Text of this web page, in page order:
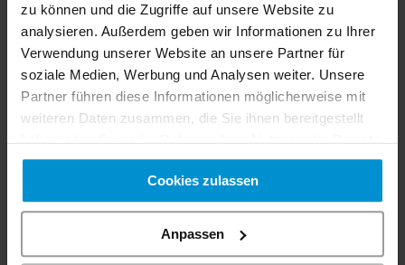
zu können und die Zugriffe auf unsere Website zu
analysieren. Außerdem geben wir Informationen zu Ihrer
Verwendung unserer Website an unsere Partner für
soziale Medien, Werbung und Analysen weiter. Unsere
Partner führen diese Informationen möglicherweise mit
weiteren Daten zusammen, die Sie ihnen bereitgestellt
haben oder die sie im Rahmen Ihrer Nutzung der Dienste
gesammelt haben. Sie geben Einwilligung zu unseren
Cookies, wenn Sie unsere Webseite weiterhin nutzen.
Cookies zulassen
Anpassen
Dezember 2024(4 Artikel)
September 2023(1 Artikel)
Mai 2023(1 Artikel)
April 2023
(1 Artikel)
Januar 2023(2 Artikel)
Dezember 2021(8 Artikel)
Januar 2019(3 Artikel)
(1 Artikel)
März 2017(1 Artikel)
(1 Artikel)